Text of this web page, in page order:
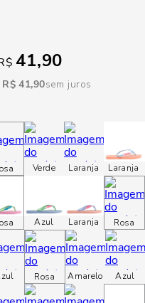
41,90
R$ 41,90sem juros
Verde Laranja Laranja
Azul Laranja Rosa
Rosa Amarelo Azul